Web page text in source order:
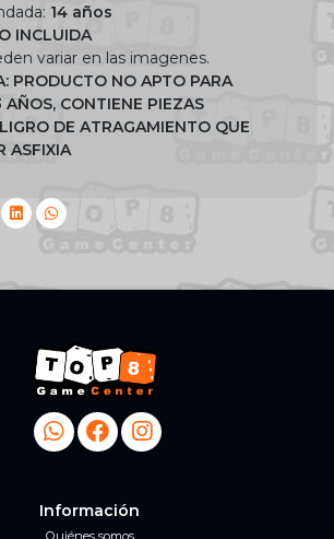
14 años
INCLUIDA
variar en las imagenes.
PRODUCTO NO APTO PARA
AÑOS, CONTIENE PIEZAS
DE ATRAGAMIENTO QUE
ASFIXIA
Información
Quiénes somos